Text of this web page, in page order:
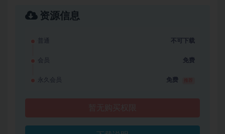
资源信息
普通 不可下载
会员 免费
永久会员 免费